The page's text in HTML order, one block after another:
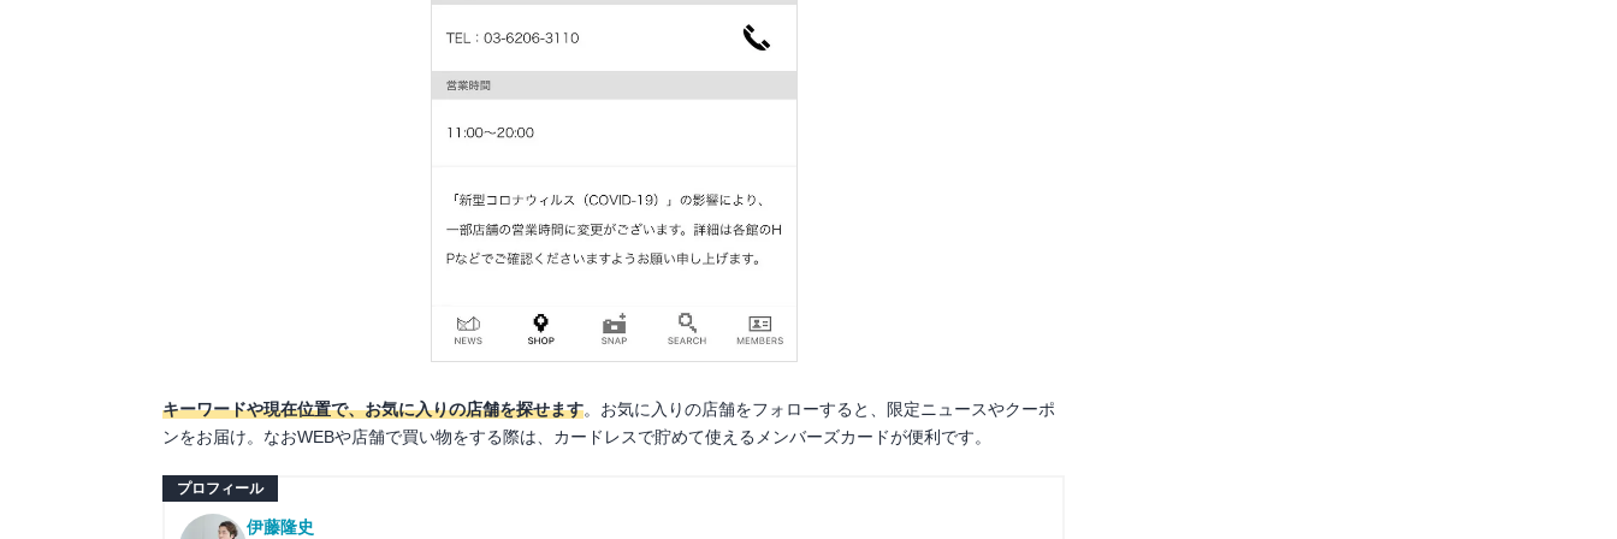
キーワードや現在位置で、お気に入りの店舗を探せます。お気に入りの店舗をフォローすると、限定ニュースやクーポ
ンをお届け。なおWEBや店舗で買い物をする際は、カードレスで貯めて使えるメンバーズカードが便利です。
プロフィール
伊藤隆史